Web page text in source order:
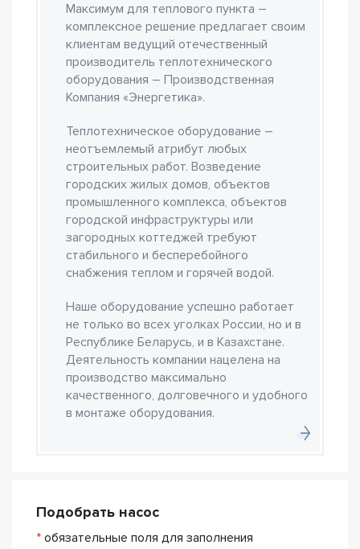
Максимум для теплового пункта –
комплексное решение предлагает своим
клиентам ведущий отечественный
производитель теплотехнического
оборудования – Производственная
Компания «Энергетика».
Теплотехническое оборудование –
неотъемлемый атрибут любых
строительных работ. Возведение
городских жилых домов, объектов
промышленного комплекса, объектов
городской инфраструктуры или
загородных коттеджей требуют
стабильного и бесперебойного
снабжения теплом и горячей водой.
Наше оборудование успешно работает
не только во всех уголках России, но и в
Республике Беларусь, и в Казахстане.
Деятельность компании нацелена на
производство максимально
качественного, долговечного и удобного
в монтаже оборудования.
Подобрать насос
* обязательные поля для заполнения